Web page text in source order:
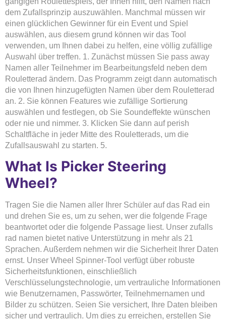
dem Zufallsprinzip auszuwählen. Manchmal müssen wir
einen glücklichen Gewinner für ein Event und Spiel
auswählen, aus diesem grund können wir das Tool
verwenden, um Ihnen dabei zu helfen, eine völlig zufällige
Auswahl über treffen. 1. Zunächst müssen Sie pass away
Namen aller Teilnehmer im Bearbeitungsfeld neben dem
Rouletterad ändern. Das Programm zeigt dann automatisch
die von Ihnen hinzugefügten Namen über dem Rouletterad
an. 2. Sie können Features wie zufällige Sortierung
auswählen und festlegen, ob Sie Soundeffekte wünschen
oder nie und nimmer. 3. Klicken Sie dann auf perish
Schaltfläche in jeder Mitte des Rouletterads, um die
Zufallsauswahl zu starten. 5.
What Is Picker Steering
Wheel?
Tragen Sie die Namen aller Ihrer Schüler auf das Rad ein
und drehen Sie es, um zu sehen, wer die folgende Frage
beantwortet oder die folgende Passage liest. Unser zufalls
rad namen bietet native Unterstützung in mehr als 21
Sprachen. Außerdem nehmen wir die Sicherheit Ihrer Daten
ernst. Unser Wheel Spinner-Tool verfügt über robuste
Sicherheitsfunktionen, einschließlich
Verschlüsselungstechnologie, um vertrauliche Informationen
wie Benutzernamen, Passwörter, Teilnehmernamen und
Bilder zu schützen. Seien Sie versichert, Ihre Daten bleiben
sicher und vertraulich. Um dies zu erreichen, erstellen Sie